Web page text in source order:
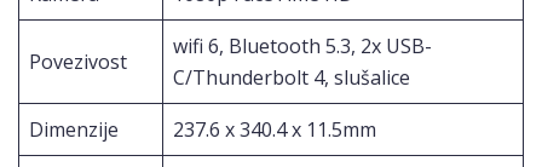
Povezivost
wifi 6, Bluetooth 5.3, 2x USB-
C/Thunderbolt 4, slušalice
Dimenzije
237.6 x 340.4 x 11.5mm